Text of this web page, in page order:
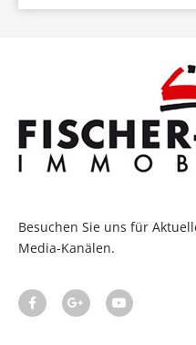
Besuchen Sie uns für
Media-Kanälen.